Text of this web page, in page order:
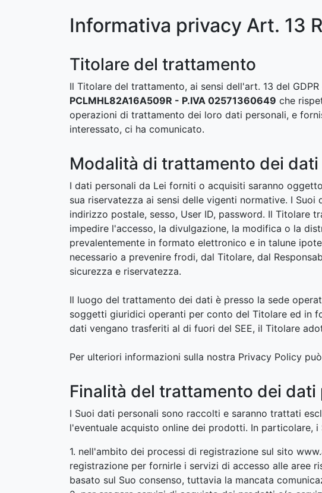
Informativa privacy Art. 13
Titolare del trattamento
Il Titolare del trattamento, ai sensi dell'art. 13 del GDPR
PCLMHL82A16A509R - P.IVA 02571360649 che
operazioni di trattamento dei loro dati personali, e
interessato, ci ha comunicato.
Modalità di trattamento dei
I dati personali da Lei forniti o acquisiti saranno
sua riservatezza ai sensi delle vigenti normative. I
indirizzo postale, sesso, User ID, password. Il
impedire l'accesso, la divulgazione, la modifica o la
prevalentemente in formato elettronico e in talune
necessario a prevenire frodi, dal Titolare, dal
sicurezza e riservatezza.
Il luogo del trattamento dei dati è presso la sede
soggetti giuridici operanti per conto del Titolare ed in
dati vengano trasferiti al di fuori del SEE, il Titolare
Per ulteriori informazioni sulla nostra Privacy Policy
Finalità del trattamento dei
I Suoi dati personali sono raccolti e saranno trattati
l'eventuale acquisto online dei prodotti. In particolare,
1. nell'ambito dei processi di registrazione sul sito
registrazione per fornirle i servizi di accesso alle aree
basato sul Suo consenso, tuttavia la mancata